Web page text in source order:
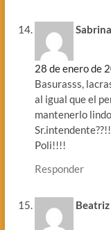
Sabrina
28 de enero de
Basurasss,
al igual que el
mantenerlo
Poli!!!!
Responder